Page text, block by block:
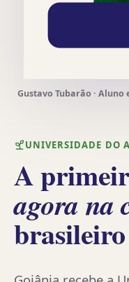
UNIVERSIDADE DO
A
agora na
brasileiro
Gustavo Tubarão ·